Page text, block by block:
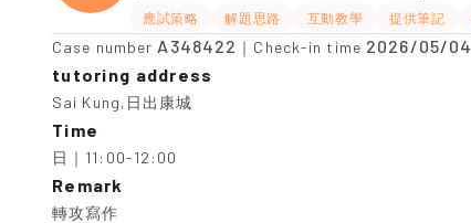
應試策略 解題思路 互動教學 提供筆記
Case number A348422 ｜Check-in time 2026/05/04
tutoring address
Sai Kung,日出康城
Time
日｜11:00-12:00
Remark
轉攻寫作